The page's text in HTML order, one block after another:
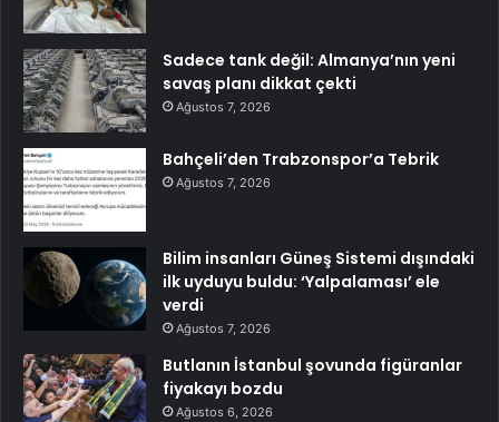
Sadece tank değil: Almanya’nın yeni
savaş planı dikkat çekti
Ağustos 7, 2026
Bahçeli’den Trabzonspor’a Tebrik
Ağustos 7, 2026
Bilim insanları Güneş Sistemi dışındaki
ilk uyduyu buldu: ‘Yalpalaması’ ele
verdi
Ağustos 7, 2026
Butlanın İstanbul şovunda figüranlar
fiyakayı bozdu
Ağustos 6, 2026